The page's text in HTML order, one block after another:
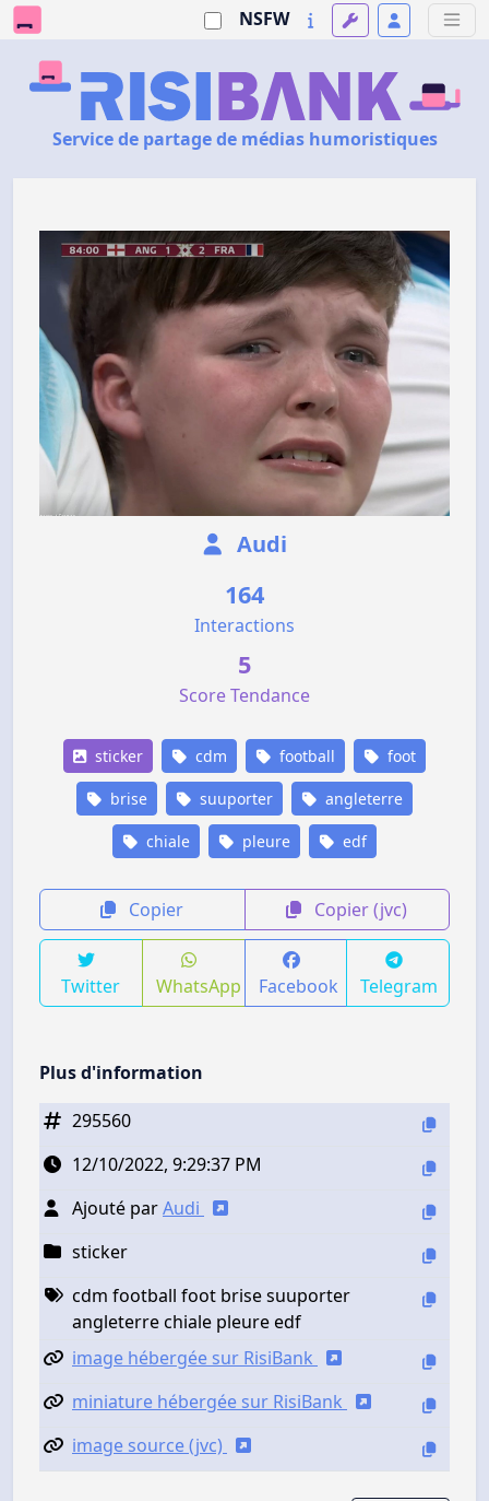
NSFW
Service de partage de médias humoristiques
Audi
164
Interactions
5
Score Tendance
sticker cdm football foot
brise suuporter angleterre
chiale pleure edf
Copier Copier (jvc)
Twitter WhatsApp Facebook Telegram
Plus d'information
295560
12/10/2022, 9:29:37 PM
Ajouté parAudi
sticker
cdm football foot brise suuporter
angleterre chiale pleure edf
image hébergée sur RisiBank
miniature hébergée sur RisiBank
image source (jvc)